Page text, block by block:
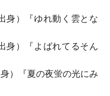
身）『ゆれ動く雲とな
身）『よばれてるそん
）『夏の夜蛍の光にみ